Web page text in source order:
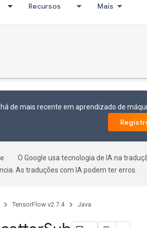
Recursos Mais
de mais recente em aprendizado de
O Google usa tecnologia de IA na
As traduções com IA podem ter erros.
TensorFlow v2.7.4 Java